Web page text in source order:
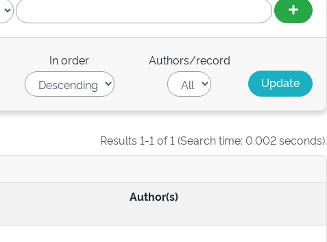
In order Authors/record
Results 1-1 of 1 (Search time: 0.002 seconds).
Author(s)